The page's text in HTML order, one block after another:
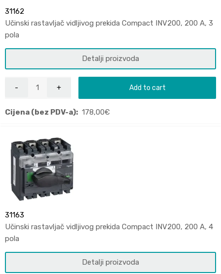
31162
Učinski rastavljač vidljivog prekida Compact INV200, 200 A, 3
pola
Detalji proizvoda
Add to cart
Cijena (bez PDV-a): 178,00€
31163
Učinski rastavljač vidljivog prekida Compact INV200, 200 A, 4
pola
Detalji proizvoda